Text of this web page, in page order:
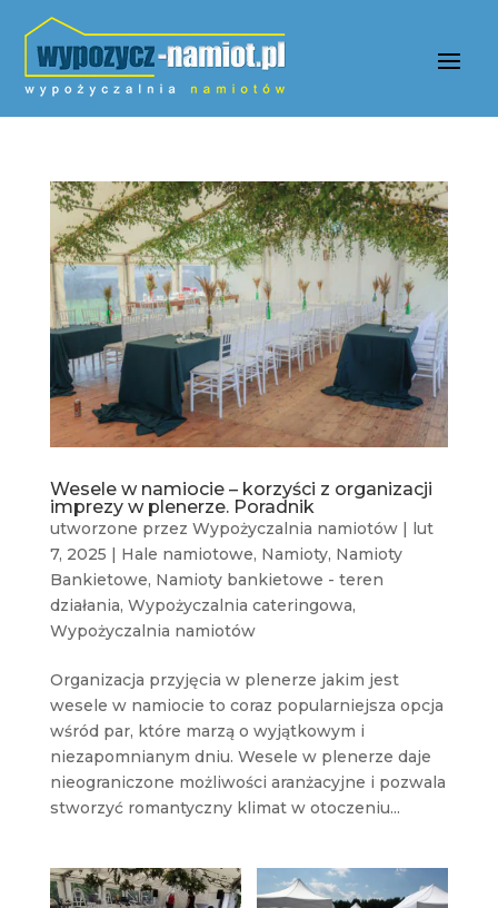
Wesele w namiocie – korzyści z organizacji
imprezy w plenerze. Poradnik
utworzone przez Wypożyczalnia namiotów| lut
7, 2025 | Hale namiotowe, Namioty, Namioty
Bankietowe, Namioty bankietowe - teren
działania, Wypożyczalnia cateringowa,
Wypożyczalnia namiotów
Organizacja przyjęcia w plenerze jakim jest
wesele w namiocie to coraz popularniejsza opcja
wśród par, które marzą o wyjątkowym i
niezapomnianym dniu. Wesele w plenerze daje
nieograniczone możliwości aranżacyjne i pozwala
stworzyć romantyczny klimat w otoczeniu...